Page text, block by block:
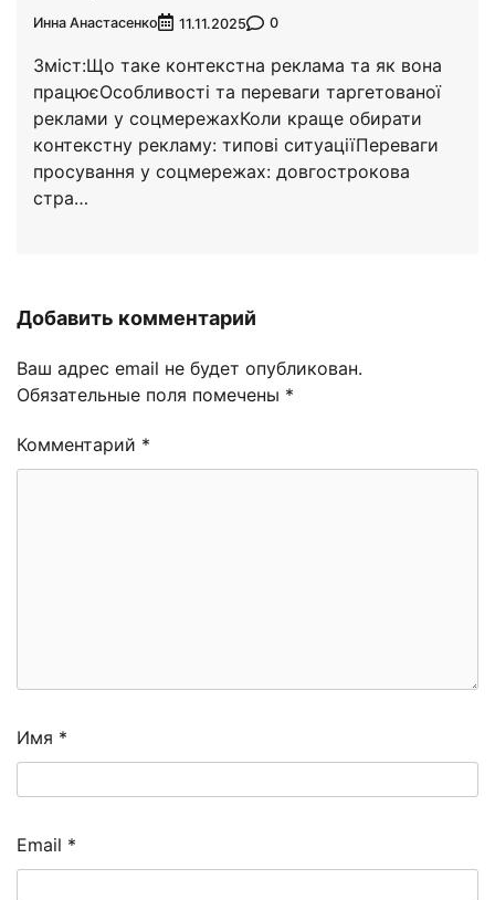
Инна Анастасенко 11.11.2025 0
Зміст:Що таке контекстна реклама та як вона
працюєОсобливості та переваги таргетованої
реклами у соцмережахКоли краще обирати
контекстну рекламу: типові ситуаціїПереваги
просування у соцмережах: довгострокова
стра…
Добавить комментарий
Ваш адрес email не будет опубликован.
Обязательные поля помечены *
Комментарий *
Имя *
Email *